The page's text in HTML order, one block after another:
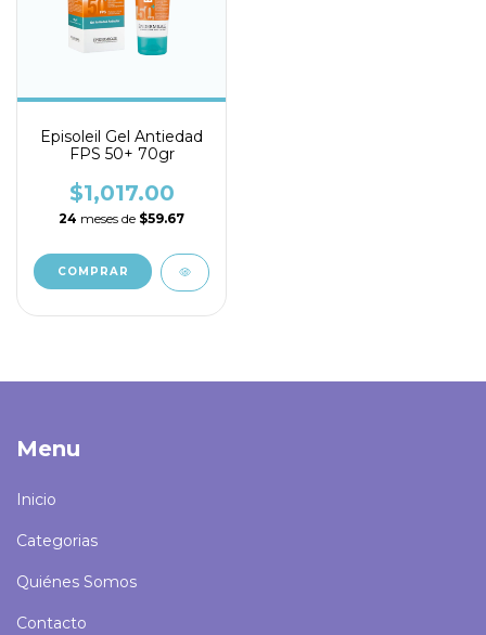
Episoleil Gel Antiedad
FPS 50+ 70gr
$1,017.00
24 meses de $59.67
Menu
Inicio
Categorias
Quiénes Somos
Contacto